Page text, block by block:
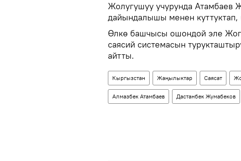
Жолугушуу учурунда Атамбаев
дайындалышы менен куттуктап,
Өлкө башчысы ошондой эле
саясий системасын
айтты.
Кыргызстан Жаңылыктар Саясат
Алмазбек Атамбаев Дастанбек Жумабеков